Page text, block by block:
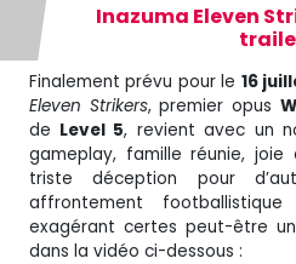
Inazuma Eleven
Finalement prévu pour le 16
Eleven Strikers, premier opus
de Level 5, revient avec un
gameplay, famille réunie,
triste déception pour
affrontement
exagérant certes peut-être
dans la vidéo ci-dessous :